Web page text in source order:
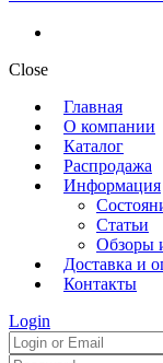
Close
Главная
О компании
Каталог
Распродажа
Информация
Статьи
Обзоры
Доставка и
Контакты
Login